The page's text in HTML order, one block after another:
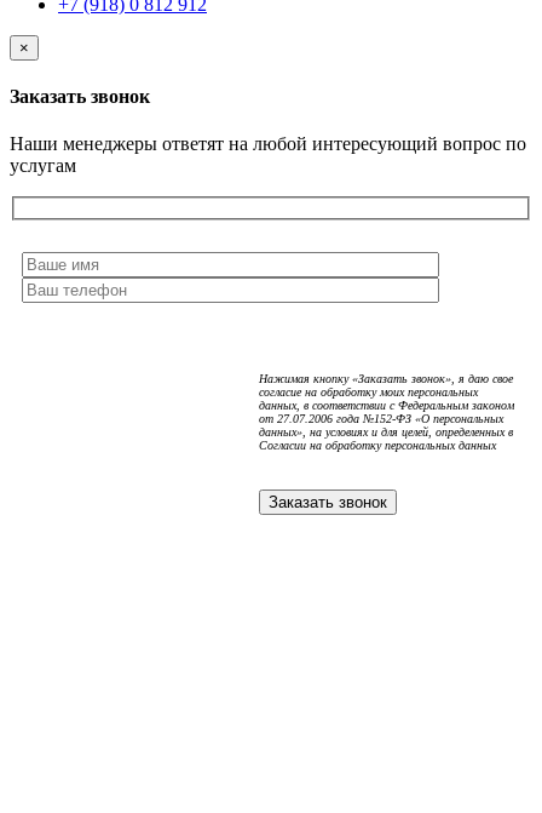
×
Заказать звонок
Наши менеджеры ответят на любой интересующий вопрос по
услугам
Нажимая кнопку «Заказать звонок», я даю свое
согласие на обработку моих персональных
данных, в соответствии с Федеральным законом
от 27.07.2006 года №152-ФЗ «О персональных
данных», на условиях и для целей, определенных в
Согласии на обработку персональных данных